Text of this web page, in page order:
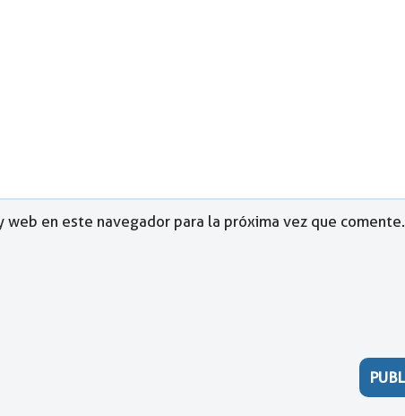
web en este navegador para la próxima vez que comente.